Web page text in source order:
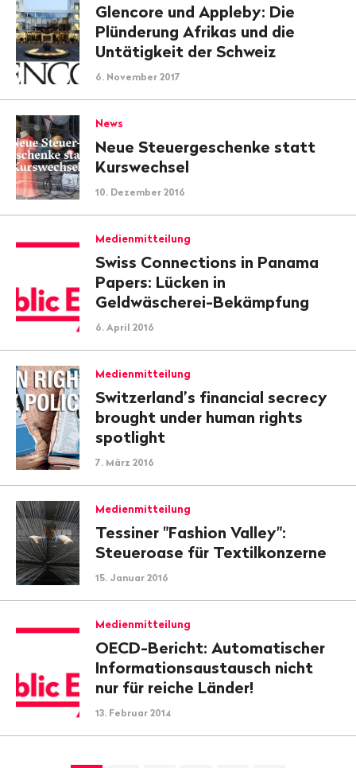
Glencore und Appleby: Die
Plünderung Afrikas und die
Untätigkeit der Schweiz
6. November 2017
News
Neue Steuergeschenke statt
Kurswechsel
10. Dezember 2016
Medienmitteilung
Swiss Connections in Panama
Papers: Lücken in
Geldwäscherei-Bekämpfung
6. April 2016
Medienmitteilung
Switzerland’s financial secrecy
brought under human rights
spotlight
7. März 2016
Medienmitteilung
Tessiner "Fashion Valley":
Steueroase für Textilkonzerne
15. Januar 2016
Medienmitteilung
OECD-Bericht: Automatischer
Informationsaustausch nicht
nur für reiche Länder!
13. Februar 2014